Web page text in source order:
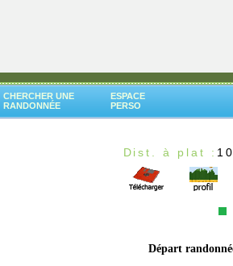
CHERCHER UNE
RANDONNÉE
ESPACE
PERSO
Dist. à plat :
Départ